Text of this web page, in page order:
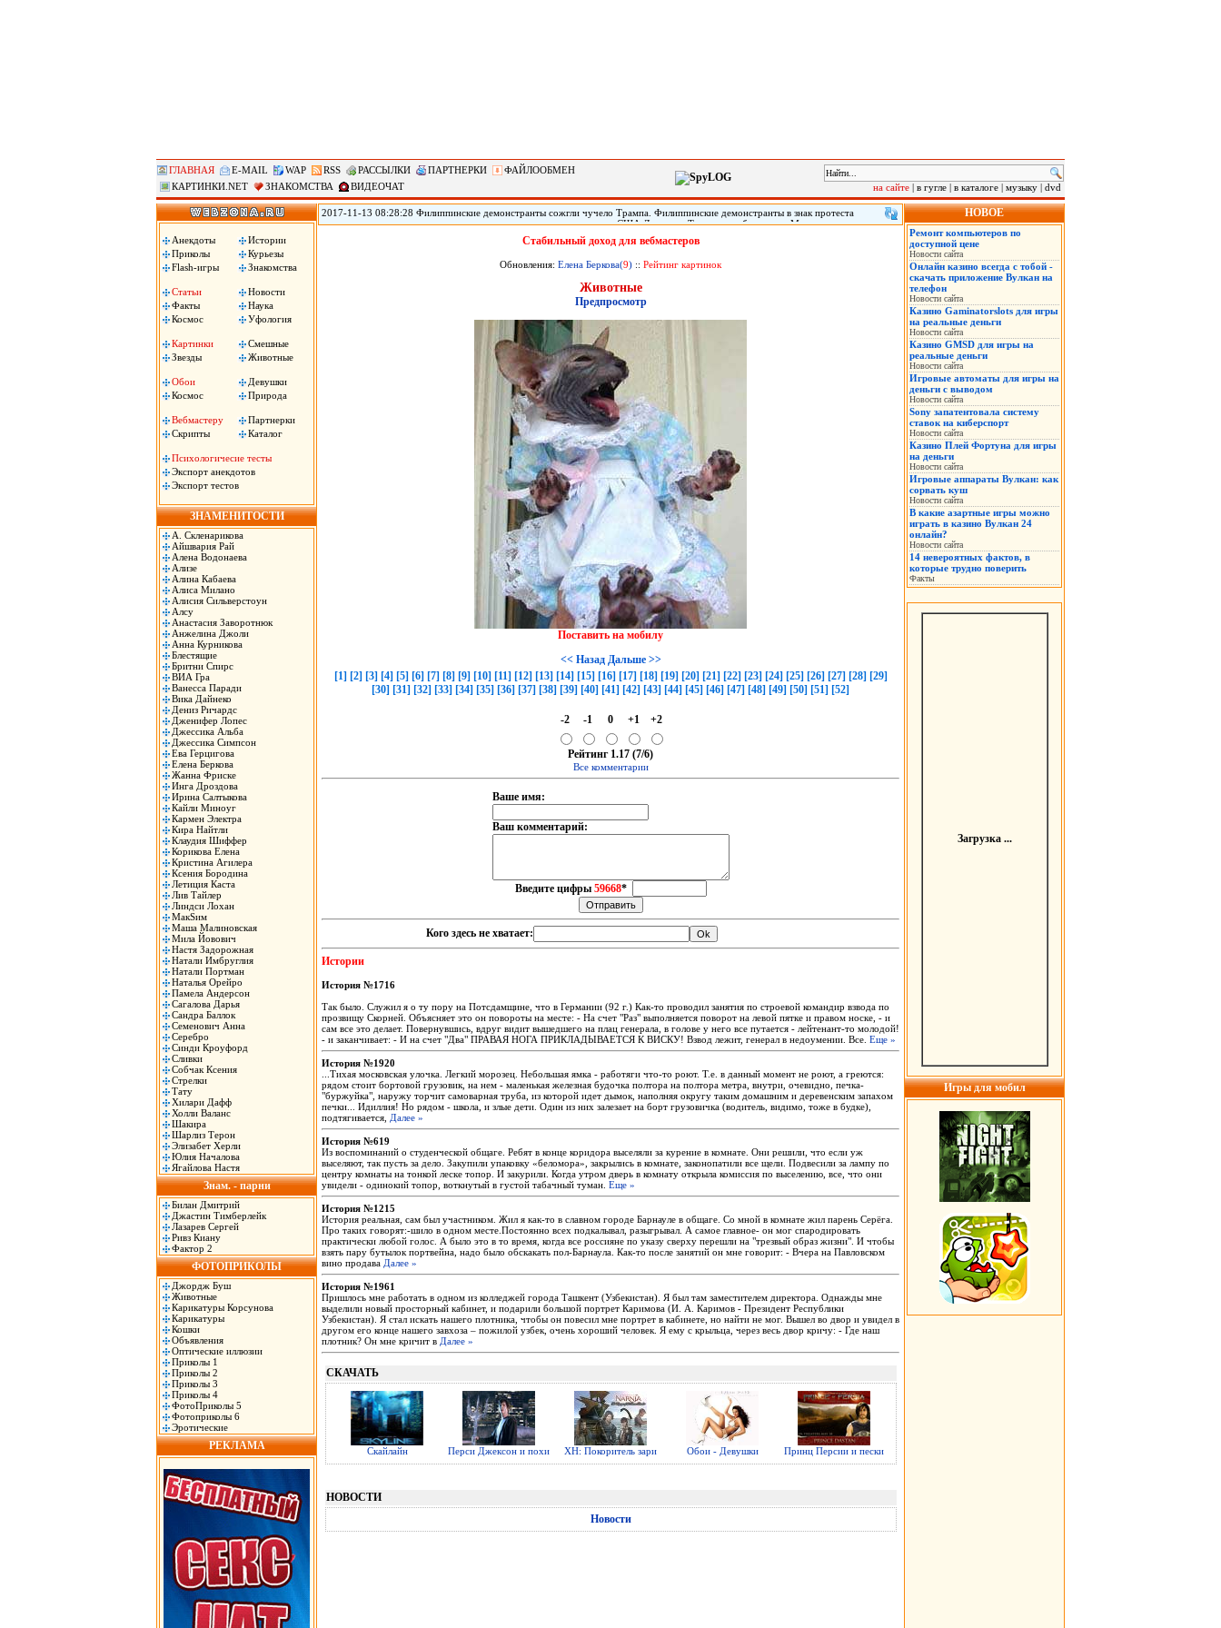
ГЛАВНАЯ E-MAIL WAP RSS РАССЫЛКИ ПАРТНЕРКИ
ФАЙЛООБМЕН
КАРТИНКИ.NET
ЗНАКОМСТВА ВИДЕОЧАТ на сайте | в гугле | в каталоге | музыку | dvd
Анекдоты
Истории
Приколы
Курьезы
Flash-игры
Знакомства
Статьи
Новости
Факты
Наука
Космос
Уфология
Картинки
Смешные
Звезды
Животные
Обои
Девушки
Космос
Природа
Вебмастеру
Партнерки
Скрипты
Каталог
Психологичесие тесты
Экспорт анекдотов
Экспорт тестов
ЗНАМЕНИТОСТИ
А. Скленарикова
Айшвария Рай
Алена Водонаева
Ализе
Алина Кабаева
Алиса Милано
Алисия Сильверстоун
Алсу
Анастасия Заворотнюк
Анжелина Джоли
Анна Курникова
Блестящие
Бритни Спирс
ВИА Гра
Ванесса Паради
Вика Дайнеко
Дениз Ричардс
Дженифер Лопес
Джессика Альба
Джессика Симпсон
Ева Герцигова
Елена Беркова
Жанна Фриске
Инга Дроздова
Ирина Салтыкова
Кайли Миноуг
Кармен Электра
Кира Найтли
Клаудия Шиффер
Корикова Елена
Кристина Агилера
Ксения Бородина
Летиция Каста
Лив Тайлер
Линдси Лохан
МакSим
Маша Малиновская
Мила Йовович
Настя Задорожная
Натали Имбруглия
Натали Портман
Наталья Орейро
Памела Андерсон
Сагалова Дарья
Сандра Баллок
Семенович Анна
Серебро
Синди Кроуфорд
Сливки
Собчак Ксения
Стрелки
Тату
Хилари Дафф
Холли Валанс
Шакира
Шарлиз Терон
Элизабет Херли
Юлия Началова
Ягайлова Настя
Знам. - парни
Билан Дмитрий
Джастин Тимберлейк
Лазарев Сергей
Ривз Киану
Фактор 2
ФОТОПРИКОЛЫ
Джордж Буш
Животные
Карикатуры Корсунова
Карикатуры
Кошки
Объявления
Оптические иллюзии
Приколы 1
Приколы 2
Приколы 3
Приколы 4
ФотоПриколы 5
Фотоприколы 6
Эротические
РЕКЛАМА
2017-11-13 08:28:28 Филиппинские демонстранты сожгли чучело Трампа. Филиппинские демонстранты в знак протеста
против «американского империализма» сожгли чучело президента США Дональда Трампа, прибывшего в Манилу на саммит
Ассоциации государств Юго-Восточной Азии (АСЕАН). По сообщению местных СМИ, демонстрация началась в понедельник
вместе с началом 31-го саммита АСЕАН. Демонстранты, скандируя «США - империалисты!» и «Стоп, американская военная
Стабильный доход для вебмастеров
Обновления: Елена Беркова(9) :: Рейтинг картинок
Животные
Предпросмотр
Поставить на мобилу
<< Назад Дальше >>
[1] [2] [3] [4] [5] [6] [7] [8] [9] [10] [11] [12] [13] [14] [15] [16] [17] [18] [19] [20] [21] [22] [23] [24] [25] [26] [27] [28] [29]
[30] [31] [32] [33] [34] [35] [36] [37] [38] [39] [40] [41] [42] [43] [44] [45] [46] [47] [48] [49] [50] [51] [52]
-2 -1 0 +1 +2
Рейтинг 1.17 (7/6)
Все комментарии
Ваше имя:
Ваш комментарий:
Введите цифры 59668*
Кого здесь не хватает:
Истории
История №1716
Так было. Служил я о ту пору на Потсдамщине, что в Германии (92 г.) Как-то проводил занятия по строевой командир взвода по
прозвищу Скорней. Объясняет это он повороты на месте: - На счет "Раз" выполняется поворот на левой пятке и правом носке, - и
сам все это делает. Повернувшись, вдруг видит вышедшего на плац генерала, в голове у него все путается - лейтенант-то молодой!
- и заканчивает: - И на счет "Два" ПРАВАЯ НОГА ПРИКЛАДЫВАЕТСЯ К ВИСКУ! Взвод лежит, генерал в недоумении. Все. Еще »
История №1920
...Тихая московская улочка. Легкий морозец. Небольшая ямка - работяги что-то роют. Т.е. в данный момент не роют, а греются:
рядом стоит бортовой грузовик, на нем - маленькая железная будочка полтора на полтора метра, внутри, очевидно, печка-
"буржуйка", наружу торчит самоварная труба, из которой идет дымок, наполняя округу таким домашним и деревенским запахом
печки... Идиллия! Но рядом - школа, и злые дети. Один из них залезает на борт грузовичка (водитель, видимо, тоже в будке),
подтягивается, Далее »
История №619
Из воспоминаний о студенческой общаге. Ребят в конце коридора выселяли за курение в комнате. Они решили, что если уж
выселяют, так пусть за дело. Закупили упаковку «беломора», закрылись в комнате, законопатили все щели. Подвесили за лампу по
центру комнаты на тонкой леске топор. И закурили. Когда утром дверь в комнату открыла комиссия по выселению, все, что они
увидели - одинокий топор, воткнутый в густой табачный туман. Еще »
История №1215
История реальная, сам был участником. Жил я как-то в славном городе Барнауле в общаге. Со мной в комнате жил парень Серёга.
Про таких говорят:-шило в одном месте.Постоянно всех подкалывал, разыгрывал. А самое главное- он мог спародировать
практически любой голос. А было это в то время, когда все россияне по указу сверху перешли на "трезвый образ жизни". И чтобы
взять пару бутылок портвейна, надо было обскакать пол-Барнаула. Как-то после занятий он мне говорит: - Вчера на Павловском
вино продава Далее »
История №1961
Пришлось мне работать в одном из колледжей города Ташкент (Узбекистан). Я был там заместителем директора. Однажды мне
выделили новый просторный кабинет, и подарили большой портрет Каримова (И. А. Каримов - Президент Республики
Узбекистан). Я стал искать нашего плотника, чтобы он повесил мне портрет в кабинете, но найти не мог. Вышел во двор и увидел в
другом его конце нашего завхоза – пожилой узбек, очень хороший человек. Я ему с крыльца, через весь двор кричу: - Где наш
плотник? Он мне кричит в Далее »
СКАЧАТЬ
Скайлайн Перси Джексон и похи ХН: Покоритель зари Обои - Девушки Принц Персии и пески
НОВОСТИ
Новости
НОВОЕ
Ремонт компьютеров по
доступной цене
Новости сайта
Онлайн казино всегда с тобой -
скачать приложение Вулкан на
телефон
Новости сайта
Казино Gaminatorslots для игры
на реальные деньги
Новости сайта
Казино GMSD для игры на
реальные деньги
Новости сайта
Игровые автоматы для игры на
деньги с выводом
Новости сайта
Sony запатентовала систему
ставок на киберспорт
Новости сайта
Казино Плей Фортуна для игры
на деньги
Новости сайта
Игровые аппараты Вулкан: как
сорвать куш
Новости сайта
В какие азартные игры можно
играть в казино Вулкан 24
онлайн?
Новости сайта
14 невероятных фактов, в
которые трудно поверить
Факты
Загрузка ...
Игры для мобил